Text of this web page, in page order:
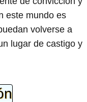
este mundo es
volverse a
lugar de castigo y